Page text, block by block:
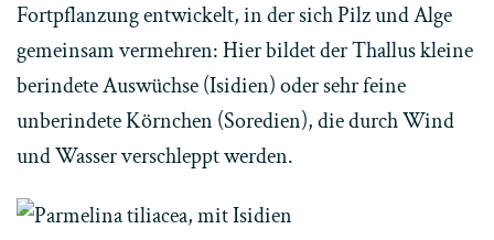
Fortpflanzung entwickelt, in der sich Pilz und Alge
gemeinsam vermehren: Hier bildet der Thallus kleine
berindete Auswüchse (Isidien) oder sehr feine
unberindete Körnchen (Soredien), die durch Wind
und Wasser verschleppt werden.